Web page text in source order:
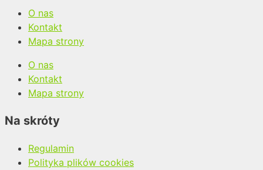
O nas
Kontakt
Mapa strony
O nas
Kontakt
Mapa strony
Na skróty
Regulamin
Polityka plików cookies